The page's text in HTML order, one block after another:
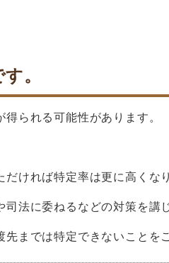
。
られる可能性があります。
ければ特定率は更に高くな
法に委ねるなどの対策を講
までは特定できないことを